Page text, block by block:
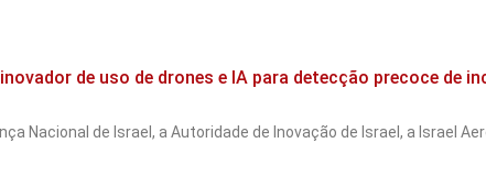
de uso de drones e IA para detecção precoce de
Nacional de Israel, a Autoridade de Inovação de Israel, a Israel